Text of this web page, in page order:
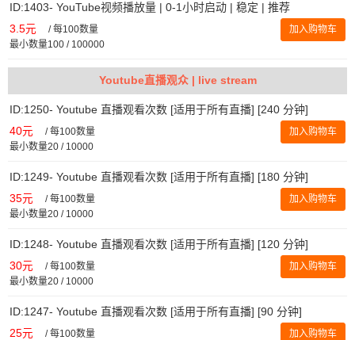
ID:1403- YouTube视频播放量 | 0-1小时启动 | 稳定 | 推荐
3.5元 /每100数量
最小数量100 / 100000
加入购物车
Youtube直播观众 | live stream
ID:1250- Youtube 直播观看次数 [适用于所有直播] [240 分钟]
40元 /每100数量
最小数量20 / 10000
加入购物车
ID:1249- Youtube 直播观看次数 [适用于所有直播] [180 分钟]
35元 /每100数量
最小数量20 / 10000
加入购物车
ID:1248- Youtube 直播观看次数 [适用于所有直播] [120 分钟]
30元 /每100数量
最小数量20 / 10000
加入购物车
ID:1247- Youtube 直播观看次数 [适用于所有直播] [90 分钟]
25元 /每100数量
加入购物车